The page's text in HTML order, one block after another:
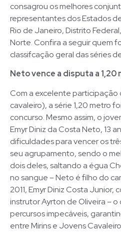
consagrou os melhores
representantes dos Estados
Rio de Janeiro, Distrito
Norte. Confira a seguir quem
classifcação geral das séries de
Neto vence a disputa a 1,20
Com a excelente
cavaleiro), a série 1,20 metro
concurso. Mesmo assim, o
Emyr Diniz da Costa Neto, 13
dificuldades para vencer os
seu agrupamento, sendo o
dois deles, saltando a égua
no sangue – Neto é filho do
2011, Emyr Diniz Costa Junior,
instrutor Ayrton de Oliveira – o
percursos impecáveis,
entre Mirins e Jovens